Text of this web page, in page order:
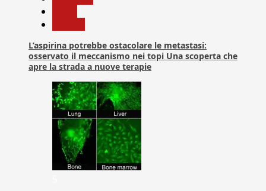
L’aspirina potrebbe ostacolare le metastasi:
osservato il meccanismo nei topi Una scoperta che
apre la strada a nuove terapie